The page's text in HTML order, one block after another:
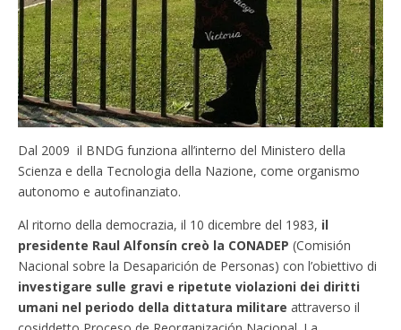
Dal 2009 il BNDG funziona all’interno del Ministero della
Scienza e della Tecnologia della Nazione, come organismo
autonomo e autofinanziato.
Al ritorno della democrazia, il 10 dicembre del 1983, il
presidente Raul Alfonsín creò la CONADEP (Comisión
Nacional sobre la Desaparición de Personas) con l’obiettivo di
investigare sulle gravi e ripetute violazioni dei diritti
umani nel periodo della dittatura militare attraverso il